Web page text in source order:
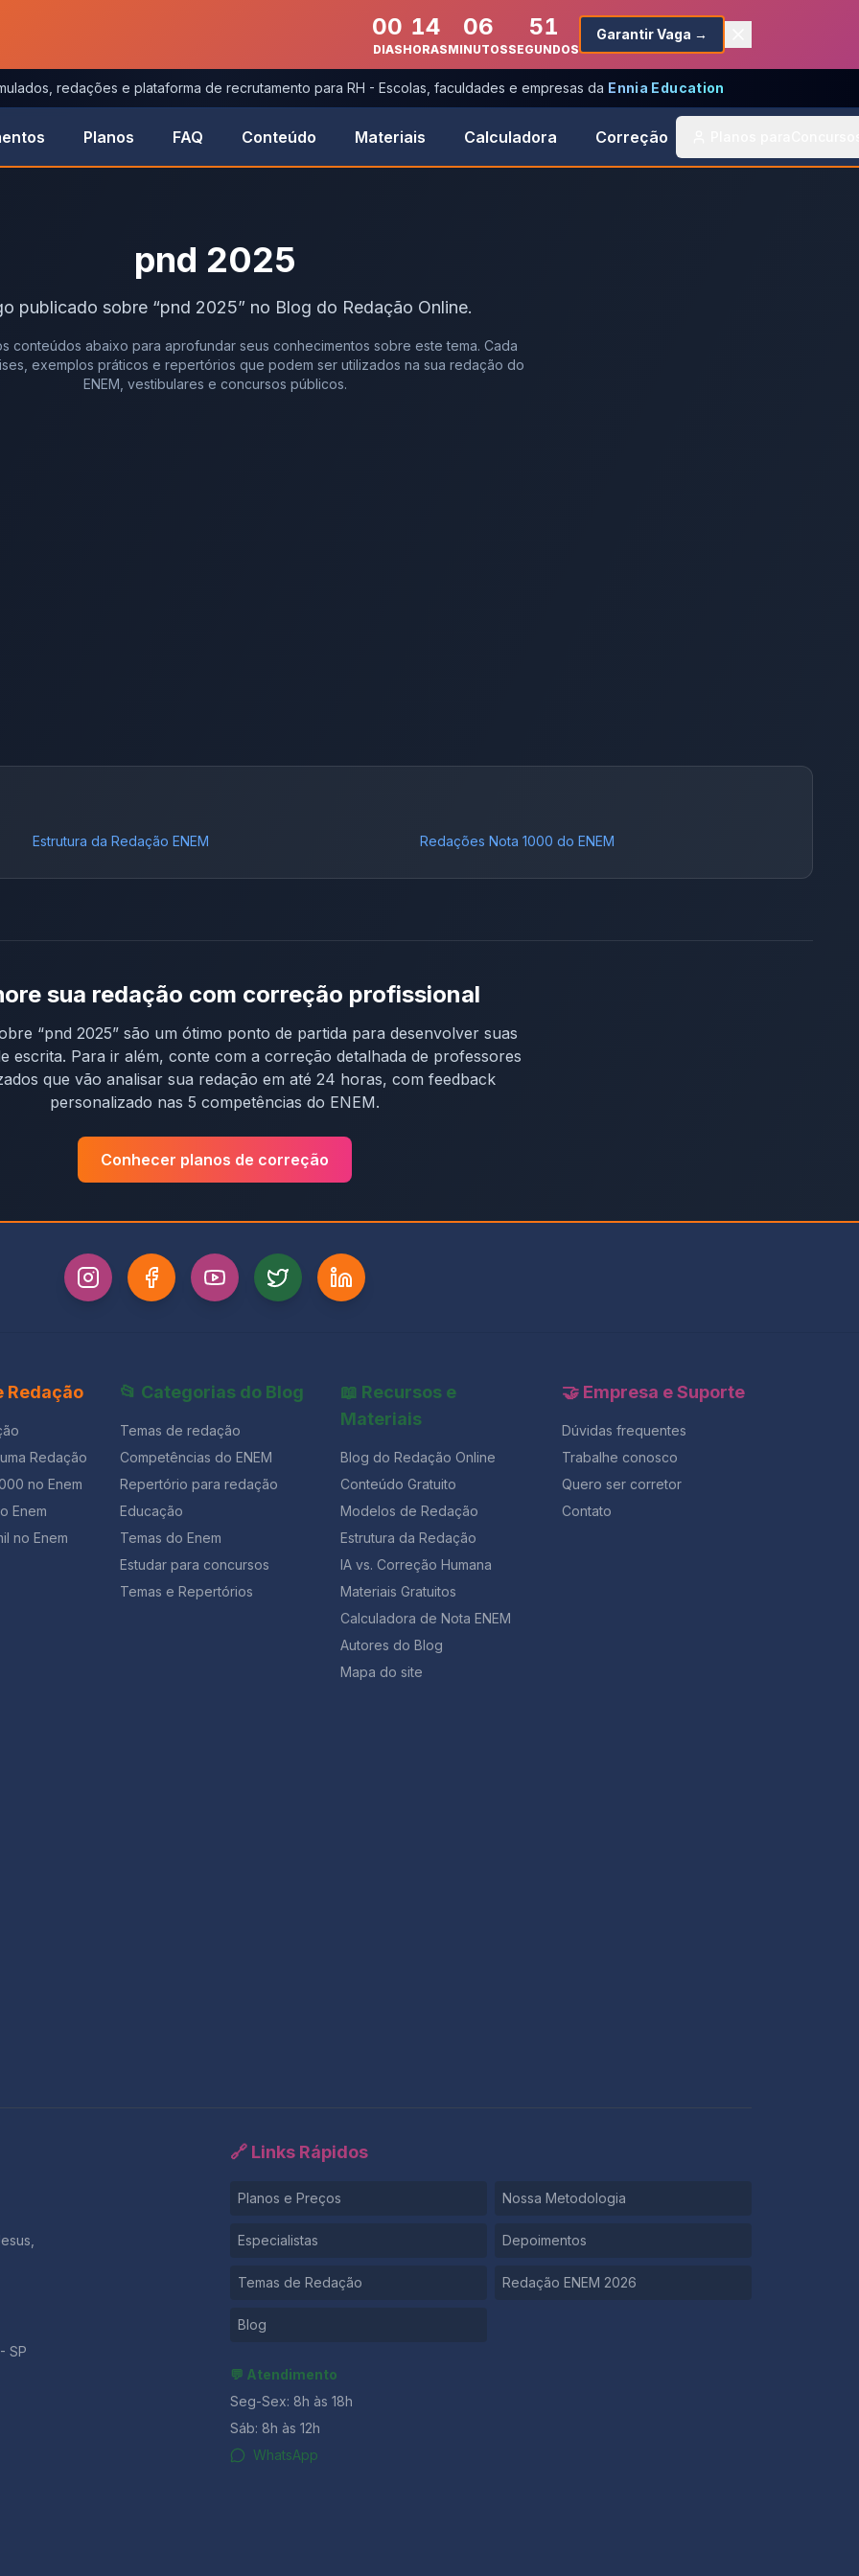
00
DIAS
14
HORAS
06
MINUTOS
51
SEGUNDOS
Garantir Vaga →
redações e plataforma de recrutamento para RH - Escolas, faculdades e empresas da Ennia Education
Planos FAQ Conteúdo Materiais Calculadora Correção
pnd 2025
publicado sobre “pnd 2025” no Blog do Redação Online.
conteúdos abaixo para aprofundar seus conhecimentos sobre este tema. Cada
exemplos práticos e repertórios que podem ser utilizados na sua redação do
ENEM, vestibulares e concursos públicos.
Estrutura da Redação ENEM Redações Nota 1000 do ENEM
sua redação com correção profissional
“pnd 2025” são um ótimo ponto de partida para desenvolver suas
escrita. Para ir além, conte com a correção detalhada de professores
que vão analisar sua redação em até 24 horas, com feedback
personalizado nas 5 competências do ENEM.
Conhecer planos de correção
Redação
Redação
no Enem
Enem
no Enem
📂 Categorias do Blog
Temas de redação
Competências do ENEM
Repertório para redação
Educação
Temas do Enem
Estudar para concursos
Temas e Repertórios
📖 Recursos e
Materiais
Blog do Redação Online
Conteúdo Gratuito
Modelos de Redação
Estrutura da Redação
IA vs. Correção Humana
Materiais Gratuitos
Calculadora de Nota ENEM
Autores do Blog
Mapa do site
🤝 Empresa e Suporte
Dúvidas frequentes
Trabalhe conosco
Quero ser corretor
Contato
SP
🔗 Links Rápidos
Planos e Preços Nossa Metodologia
Especialistas Depoimentos
Temas de Redação Redação ENEM 2026
Blog
💬 Atendimento
Seg-Sex: 8h às 18h
Sáb: 8h às 12h
WhatsApp